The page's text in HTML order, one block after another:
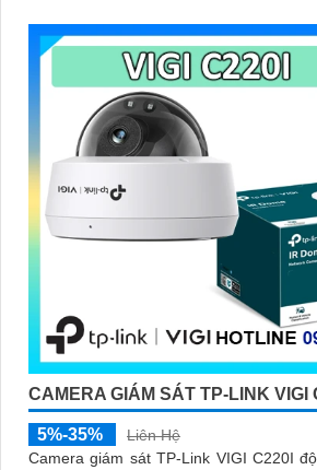
CAMERA GIÁM SÁT TP-LINK VIGI
5%-35%
Liên Hệ
Camera giám sát TP-Link VIGI C220I